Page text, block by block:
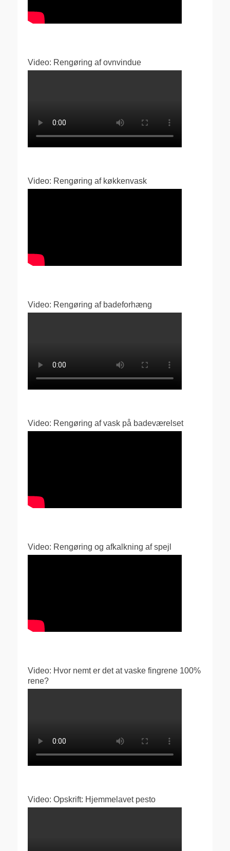
Video: Rengøring af ovnvindue
Video: Rengøring af køkkenvask
Video: Rengøring af badeforhæng
Video: Rengøring af vask på badeværelset
Video: Rengøring og afkalkning af spejl
Video: Hvor nemt er det at vaske fingrene 100%
rene?
Video: Opskrift: Hjemmelavet pesto